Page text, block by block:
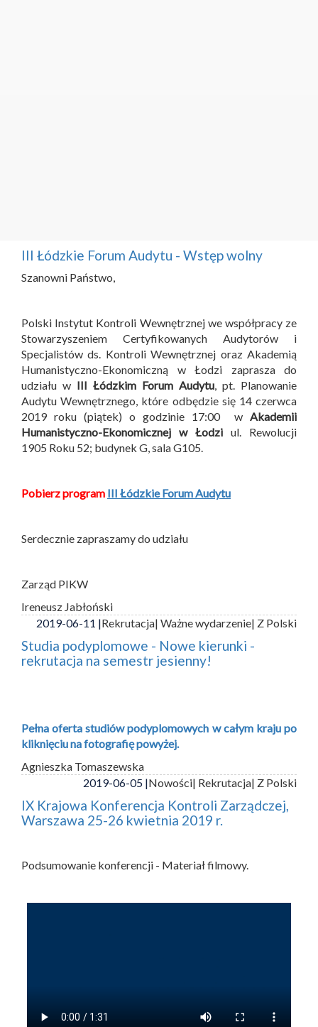
III Łódzkie Forum Audytu - Wstęp wolny
Szanowni Państwo,
Polski Instytut Kontroli Wewnętrznej we współpracy ze
Stowarzyszeniem Certyfikowanych Audytorów i
Specjalistów ds. Kontroli Wewnętrznej oraz Akademią
Humanistyczno-Ekonomiczną w Łodzi zaprasza do
udziału w III Łódzkim Forum Audytu , pt. Planowanie
Audytu Wewnętrznego, które odbędzie się 14 czerwca
2019 roku (piątek) o godzinie 17:00 w Akademii
Humanistyczno-Ekonomicznej w Łodzi ul. Rewolucji
1905 Roku 52; budynek G, sala G105.
Pobierz program III Łódzkie Forum Audytu
Serdecznie zapraszamy do udziału
Zarząd PIKW
Ireneusz Jabłoński
2019-06-11 |Rekrutacja| Ważne wydarzenie| Z Polski
Studia podyplomowe - Nowe kierunki -
rekrutacja na semestr jesienny!
Pełna oferta studiów podyplomowych w całym kraju po
kliknięciu na fotografię powyżej.
Agnieszka Tomaszewska
2019-06-05 |Nowości| Rekrutacja| Z Polski
IX Krajowa Konferencja Kontroli Zarządczej,
Warszawa 25-26 kwietnia 2019 r.
Podsumowanie konferencji - Materiał filmowy.